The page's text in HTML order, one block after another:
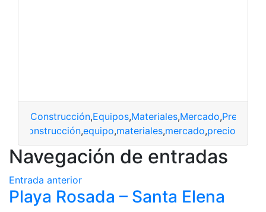
Construcción,Equipos,Materiales,Mercado,Precio
construcción,equipo,materiales,mercado,precio
Navegación de entradas
Entrada anterior
Playa Rosada – Santa Elena